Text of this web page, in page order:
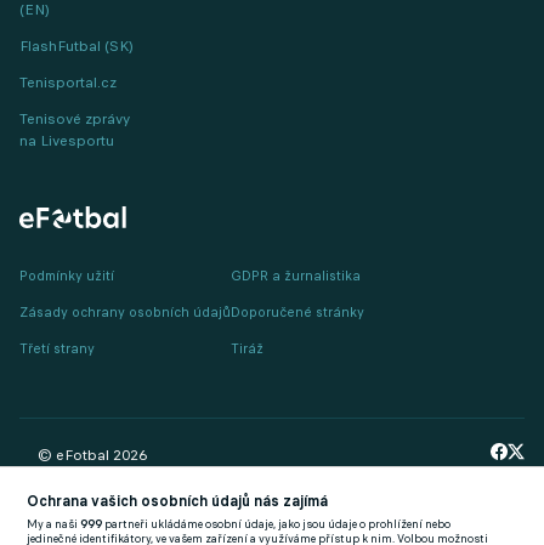
(EN)
FlashFutbal (SK)
Tenisportal.cz
Tenisové zprávy
na Livesportu
Podmínky užití
Zásady ochrany osobních údajů
Třetí strany
GDPR a žurnalistika
Doporučené stránky
Tiráž
© eFotbal 2026
Ochrana vašich osobních údajů nás zajímá
My a naši999 partneři ukládáme osobní údaje, jako jsou údaje o prohlížení nebo
jedinečné identifikátory, ve vašem zařízení a využíváme přístup k nim. Volbou možnosti